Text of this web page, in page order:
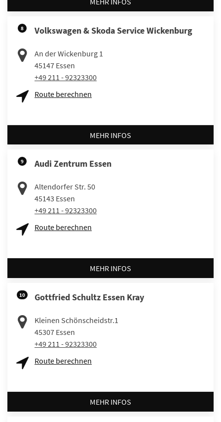
8 Volkswagen & Skoda Service Wickenburg
An der Wickenburg 1
45147 Essen
+49 211 - 92323300
Route berechnen
MEHR INFOS
9 Audi Zentrum Essen
Altendorfer Str. 50
45143 Essen
+49 211 - 92323300
Route berechnen
MEHR INFOS
10 Gottfried Schultz Essen Kray
Kleinen Schönscheidstr.1
45307 Essen
+49 211 - 92323300
Route berechnen
MEHR INFOS